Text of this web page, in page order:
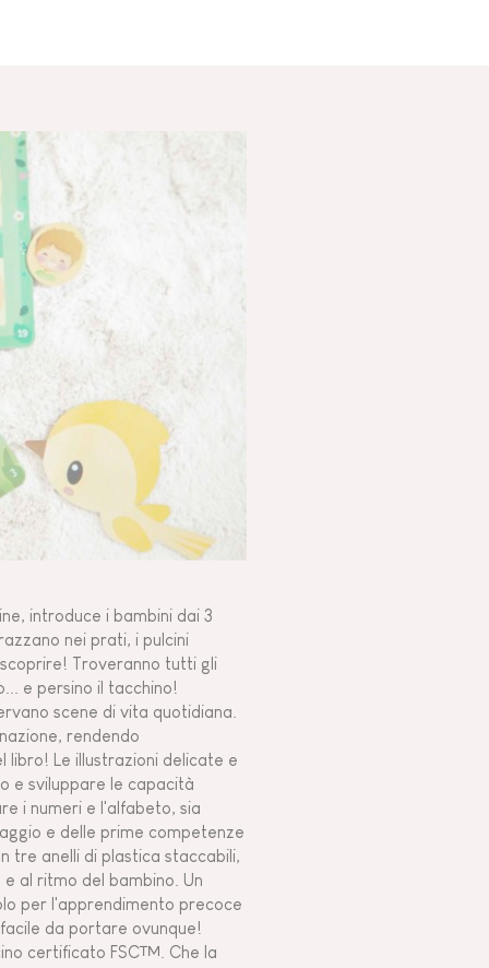
introduce i bambini dai 3
nei prati, i pulcini
Troveranno tutti gli
e persino il tacchino!
scene di vita quotidiana.
rendendo
libro! Le illustrazioni delicate e
e sviluppare le capacità
i numeri e l'alfabeto, sia
e delle prime competenze
tre anelli di plastica staccabili,
al ritmo del bambino. Un
per l'apprendimento precoce
da portare ovunque!
certificato FSC™. Che la